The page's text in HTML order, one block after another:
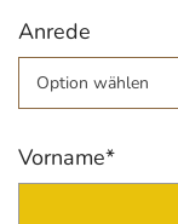
Anrede
Vorname*